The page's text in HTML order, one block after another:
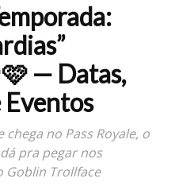
— Datas,
Eventos
no Pass Royale, o
pra pegar nos
Goblin Trollface